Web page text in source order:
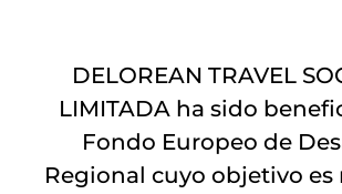
DELOREAN TRAVEL
LIMITADA ha sido
Fondo Europeo de
Regional cuyo objetivo es